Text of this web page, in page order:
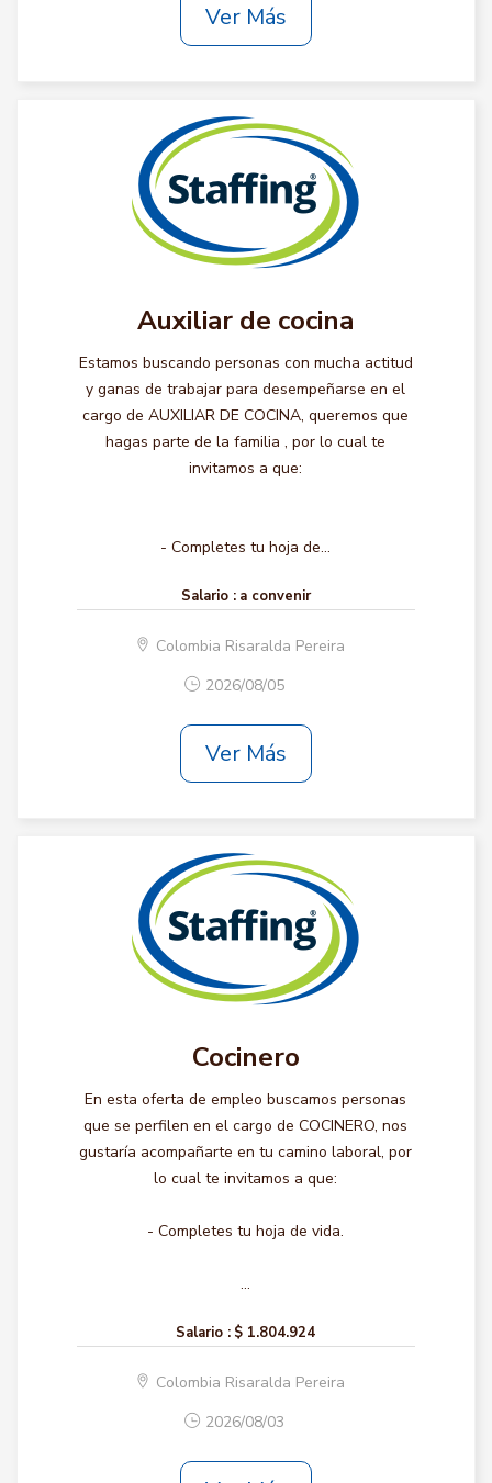
Ver Más
Auxiliar de cocina
Estamos buscando personas con mucha actitud
y ganas de trabajar para desempeñarse en el
cargo de AUXILIAR DE COCINA, queremos que
hagas parte de la familia , por lo cual te
invitamos a que:
- Completes tu hoja de...
Salario : a convenir
Colombia Risaralda Pereira
2026/08/05
Ver Más
Cocinero
En esta oferta de empleo buscamos personas
que se perfilen en el cargo de COCINERO, nos
gustaría acompañarte en tu camino laboral, por
lo cual te invitamos a que:
- Completes tu hoja de vida.
...
Salario : $ 1.804.924
Colombia Risaralda Pereira
2026/08/03